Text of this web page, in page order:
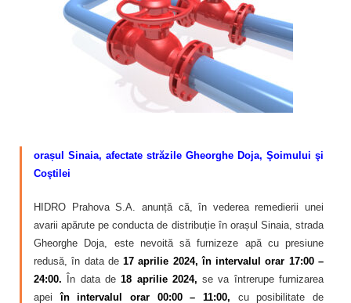
Calitatea apei
orașul Sinaia, afectate străzile Gheorghe Doja, Şoimului şi
Coştilei
HIDRO Prahova S.A. anunță că, în vederea remedierii unei
avarii apărute pe conducta de distribuție în orașul Sinaia, strada
Gheorghe Doja, este nevoită să furnizeze apă cu presiune
redusă, în data de17 aprilie 2024, în intervalul orar 17:00 –
24:00.
În data de18 aprilie 2024,se va întrerupe furnizarea
apei în intervalul orar 00:00 – 11:00,
cu posibilitate de